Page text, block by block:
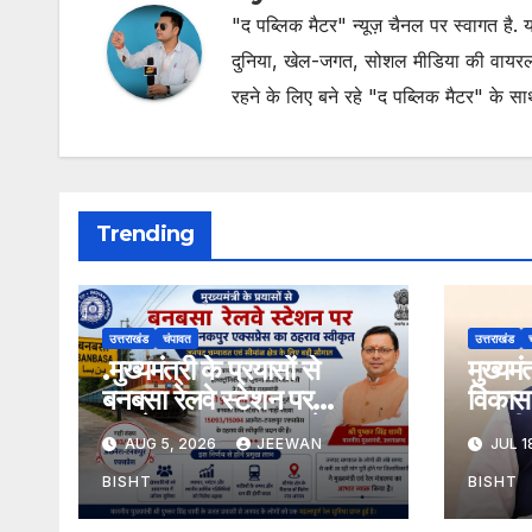
"द पब्लिक मैटर" न्यूज़ चैनल पर स्वागत है.
दुनिया, खेल-जगत, सोशल मीडिया की
रहने के लिए बने रहे "द पब्लिक मैटर" के
Trending
उत्तराखंड चंपावत
.मुख्यमंत्री के प्रयासों से
बनबसा रेलवे स्टेशन पर
अछनेरा-टनकपुर एक्सप्रेस का
ठहराव हुआ स्वीकृत
AUG 5, 2026 JEEWAN
BISHT
उत्तराखंड
मार्ग
JUL
BISHT